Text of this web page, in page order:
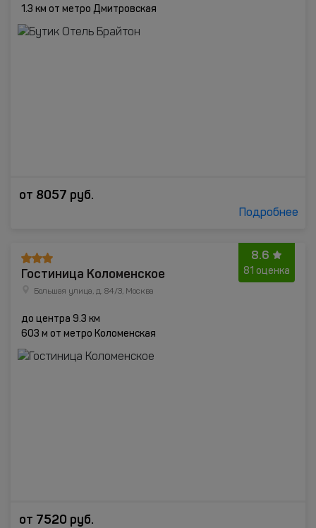
1.3 км от метро Дмитровская
от 8057 руб.
Подробнее
8.6
81 оценка
Гостиница Коломенское
Большая улица, д. 84/3, Москва
до центра 9.3 км
603 м от метро Коломенская
от 7520 руб.